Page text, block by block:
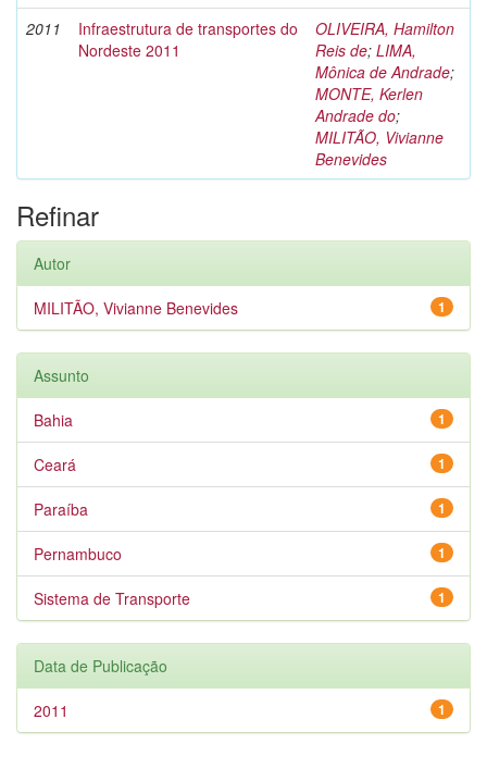
2011
Infraestrutura de transportes do
Nordeste 2011
OLIVEIRA, Hamilton
Reis de; LIMA,
Mônica de Andrade;
MONTE, Kerlen
Andrade do;
MILITÃO, Vivianne
Benevides
Refinar
Autor
1
MILITÃO, Vivianne Benevides
Assunto
1
Bahia
1
Ceará
1
Paraíba
1
Pernambuco
1
Sistema de Transporte
Data de Publicação
1
2011